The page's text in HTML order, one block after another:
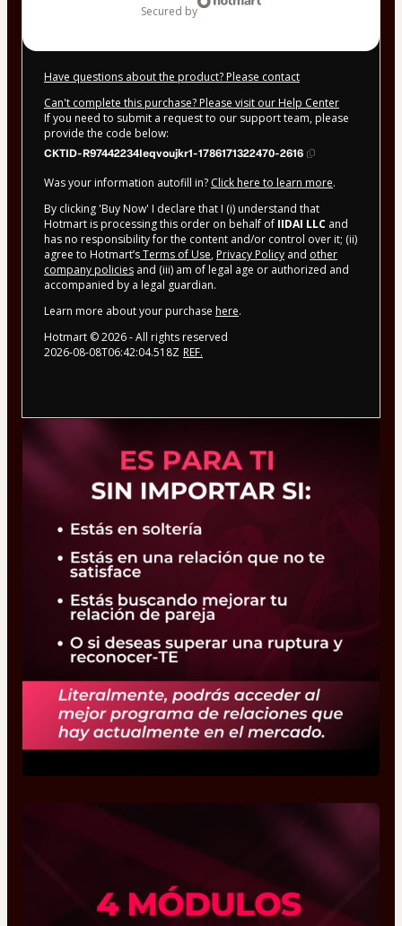
secured by
Have questions about the product? Please contact
Can't complete this purchase? Please visit our Help Center
If you need to submit a request to our support team, please
provide the code below:
CKTID-R97442234Ieqvoujkr1-1786171322470-2616
Was your information autofill in? Click here to learn more.
By clicking 'Buy Now' I declare that I (i) understand that
Hotmart is processing this order on behalf of IIDAI LLC and
has no responsibility for the content and/or control over it; (ii)
agree to Hotmart’sTerms of Use, Privacy Policy and other
company policies and (iii) am of legal age or authorized and
accompanied by a legal guardian.
Learn more about your purchase here.
Hotmart ©2026- All rights reserved
2026-08-08T06:42:04.518Z REF.